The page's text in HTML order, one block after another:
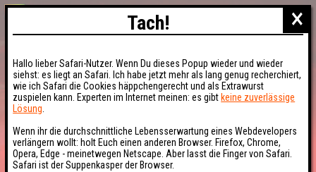
×
Tach!
Hallo lieber Safari-Nutzer. Wenn Du dieses Popup wieder und wieder
siehst: es liegt an Safari. Ich habe jetzt mehr als lang genug recherchiert,
wie ich Safari die Cookies häppchengerecht und als Extrawurst
zuspielen kann. Experten im Internet meinen: es gibt keine zuverlässige
Lösung
Wenn ihr die durchschnittliche Lebensserwartung eines Webdevelopers
verlängern wollt: holt Euch einen anderen Browser. Firefox, Chrome,
Opera, Edge - meinetwegen Netscape. Aber lasst die Finger von Safari.
Safari ist der Suppenkasper der Browser.